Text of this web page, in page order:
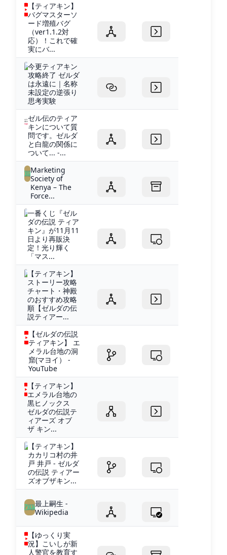
【ティアキン】
バグマスターソ
ード増殖バグ
（ver1.1.2対
応）！これで確
実にバ...
今更ティアキン
攻略終了 ゼルダ
は永遠に｜名称
未設定の逆張り
思考実験
ゼル伝のティア
キンについて質
問です。ゼルダ
と白龍の関係に
ついて... -...
Marketing
Society of
Kenya – The
Force...
一番くじ『ゼル
ダの伝説 ティア
キン』が11月11
日より再販決
定！光り輝く
「マス...
【ティアキン】
ストーリー攻略
チャート・神殿
のおすすめ攻略
順【ゼルダの伝
説ティアー...
【ゼルダの伝説
ティアキン】 エ
メラル台地の洞
窟(マヨイ） -
YouTube
【ティアキン】
エメラル台地の
黒ヒノックス
ゼルダの伝説テ
ィアーズ オブ
ザ キン...
【ティアキン】
カカリコ村の井
戸 井戸 - ゼルダ
の伝説 ティアー
ズオブザキン...
最上嗣生 -
Wikipedia
【ゆっくり実
況】こいしが新
人警官を教育す